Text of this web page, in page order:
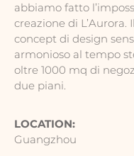
abbiamo fatto
creazione di L’Aurora.
concept di design
armonioso al tempo
oltre 1000 mq di
due piani.
LOCATION:
Guangzhou